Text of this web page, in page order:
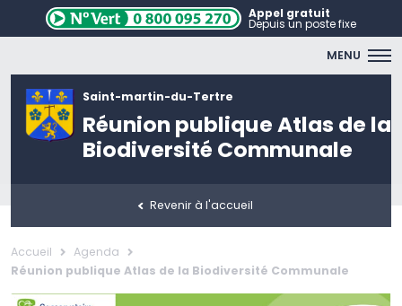
Appel gratuit
Depuis un poste fixe
MENU
Saint-martin-du-Tertre
Réunion publique Atlas de la
Biodiversité Communale
Revenir à l'accueil
Accueil
Agenda
Réunion publique Atlas de la Biodiversité Communale